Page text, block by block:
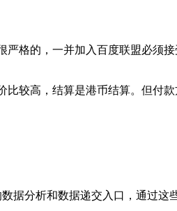
格的，一并加入百度联盟必须
较高，结算是港币结算。但付
据分析和数据递交入口，通过这